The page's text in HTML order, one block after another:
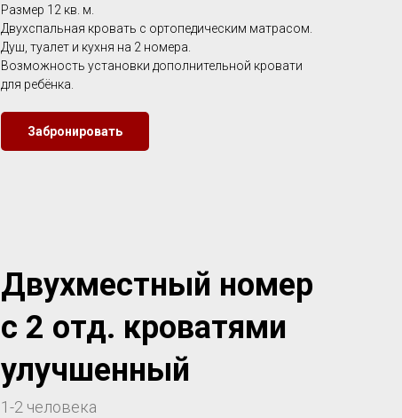
Размер 12 кв. м.
Двухспальная кровать с ортопедическим матрасом.
Душ, туалет и кухня на 2 номера.
Возможность установки дополнительной кровати
для ребёнка.
Забронировать
Двухместный номер
с 2 отд. кроватями
улучшенный
1-2 человека